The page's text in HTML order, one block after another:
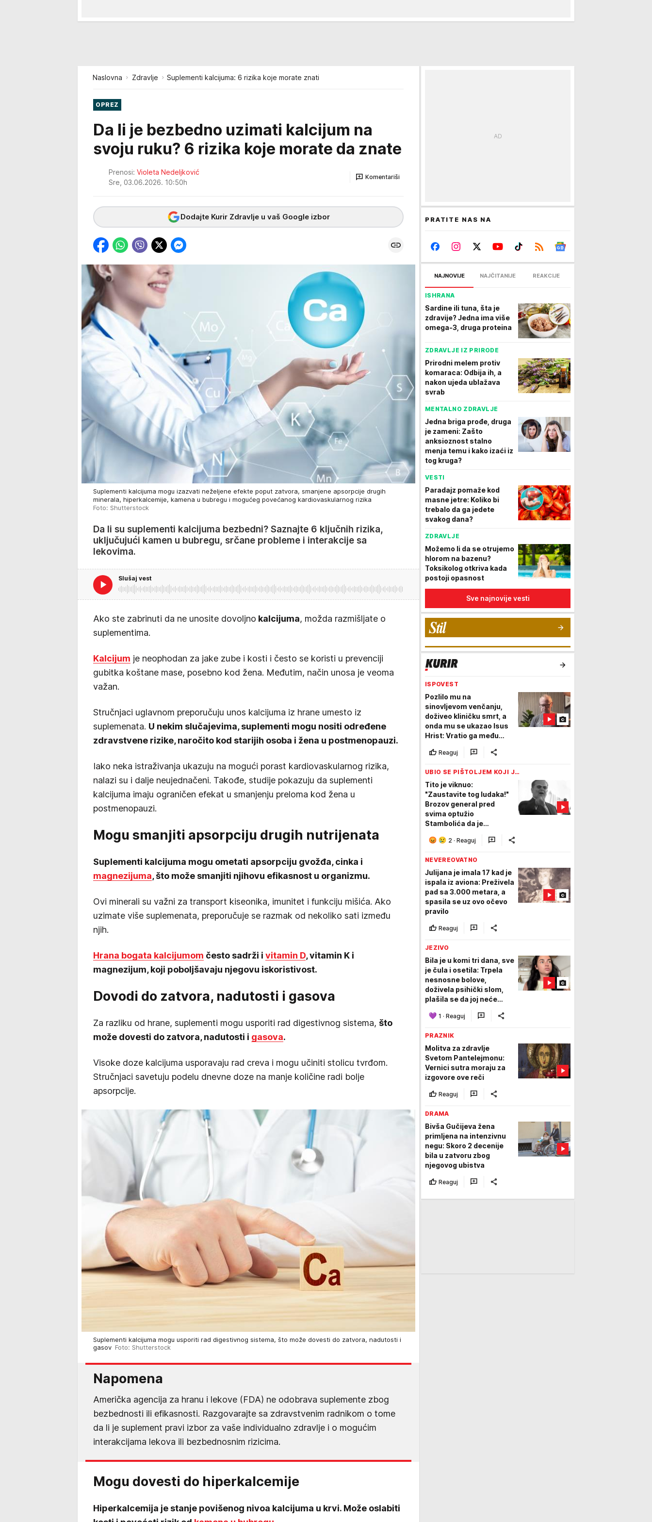
Naslovna Zdravlje Suplementi kalcijuma: 6 rizika koje morate znati
OPREZ
Da li je bezbedno uzimati kalcijum na
svoju ruku? 6 rizika koje morate da znate
Prenosi: Violeta Nedeljković
Sre, 03.06.2026. 10:50h
Komentariši
Dodajte Kurir Zdravlje u vaš Google izbor
Suplementi kalcijuma mogu izazvati neželjene efekte poput zatvora, smanjene apsorpcije drugih
minerala, hiperkalcemije, kamena u bubregu i mogućeg povećanog kardiovaskularnog rizika
Foto: Shutterstock
Da li su suplementi kalcijuma bezbedni? Saznajte 6 ključnih rizika,
uključujući kamen u bubregu, srčane probleme i interakcije sa
lekovima.
Slušaj vest
Ako ste zabrinuti da ne unosite dovoljno kalcijuma, možda razmišljate o
suplementima.
Kalcijum je neophodan za jake zube i kosti i često se koristi u prevenciji
gubitka koštane mase, posebno kod žena. Međutim, način unosa je veoma
važan.
Stručnjaci uglavnom preporučuju unos kalcijuma iz hrane umesto iz
suplemenata. U nekim slučajevima, suplementi mogu nositi određene
zdravstvene rizike, naročito kod starijih osoba i žena u postmenopauzi.
Iako neka istraživanja ukazuju na mogući porast kardiovaskularnog rizika,
nalazi su i dalje neujednačeni. Takođe, studije pokazuju da suplementi
kalcijuma imaju ograničen efekat u smanjenju preloma kod žena u
postmenopauzi.
Mogu smanjiti apsorpciju drugih nutrijenata
Suplementi kalcijuma mogu ometati apsorpciju gvožđa, cinka i
magnezijuma, što može smanjiti njihovu efikasnost u organizmu.
Ovi minerali su važni za transport kiseonika, imunitet i funkciju mišića. Ako
uzimate više suplemenata, preporučuje se razmak od nekoliko sati između
njih.
Hrana bogata kalcijumom često sadrži i vitamin D, vitamin K i
magnezijum, koji poboljšavaju njegovu iskoristivost.
Dovodi do zatvora, nadutosti i gasova
Za razliku od hrane, suplementi mogu usporiti rad digestivnog sistema, što
može dovesti do zatvora, nadutosti i gasova.
Visoke doze kalcijuma usporavaju rad creva i mogu učiniti stolicu tvrđom.
Stručnjaci savetuju podelu dnevne doze na manje količine radi bolje
apsorpcije.
Suplementi kalcijuma mogu usporiti rad digestivnog sistema, što može dovesti do zatvora, nadutosti i
gasov Foto: Shutterstock
Napomena
Američka agencija za hranu i lekove (FDA) ne odobrava suplemente zbog
bezbednosti ili efikasnosti. Razgovarajte sa zdravstvenim radnikom o tome
da li je suplement pravi izbor za vaše individualno zdravlje i o mogućim
interakcijama lekova ili bezbednosnim rizicima.
Mogu dovesti do hiperkalcemije
Hiperkalcemija je stanje povišenog nivoa kalcijuma u krvi. Može oslabiti
PRATITE NAS NA
NAJNOVIJE NAJČITANIJE REAKCIJE
ISHRANA
Sardine ili tuna, šta je
zdravije? Jedna ima više
omega-3, druga proteina
ZDRAVLJE IZ PRIRODE
Prirodni melem protiv
komaraca: Odbija ih, a
nakon ujeda ublažava
svrab
MENTALNO ZDRAVLJE
Jedna briga prođe, druga
je zameni: Zašto
anksioznost stalno
menja temu i kako izaći iz
tog kruga?
VESTI
Paradajz pomaže kod
masne jetre: Koliko bi
trebalo da ga jedete
svakog dana?
ZDRAVLJE
Možemo li da se otrujemo
hlorom na bazenu?
Toksikolog otkriva kada
postoji opasnost
Sve najnovije vesti
ISPOVEST
Pozlilo mu na
sinovljevom venčanju,
doživeo kliničku smrt, a
onda mu se ukazao Isus
Hrist: Vratio ga među
Reaguj
UBIO SE PIŠTOLJEM KOJI J…
Tito je viknuo:
"Zaustavite tog ludaka!"
Brozov general pred
svima optužio
Stambolića da je
pa izvršio samoubistvo
2 · Reaguj
NEVEREOVATNO
Julijana je imala 17 kad je
ispala iz aviona: Preživela
pad sa 3.000 metara, a
spasila se uz ovo očevo
pravilo
Reaguj
JEZIVO
Bila je u komi tri dana, sve
je čula i osetila: Trpela
nesnosne bolove,
doživela psihički slom,
plašila se da joj neće
1 · Reaguj
PRAZNIK
Molitva za zdravlje
Svetom Pantelejmonu:
Vernici sutra moraju za
izgovore ove reči
Reaguj
DRAMA
Bivša Gučijeva žena
primljena na intenzivnu
negu: Skoro 2 decenije
bila u zatvoru zbog
njegovog ubistva
Reaguj